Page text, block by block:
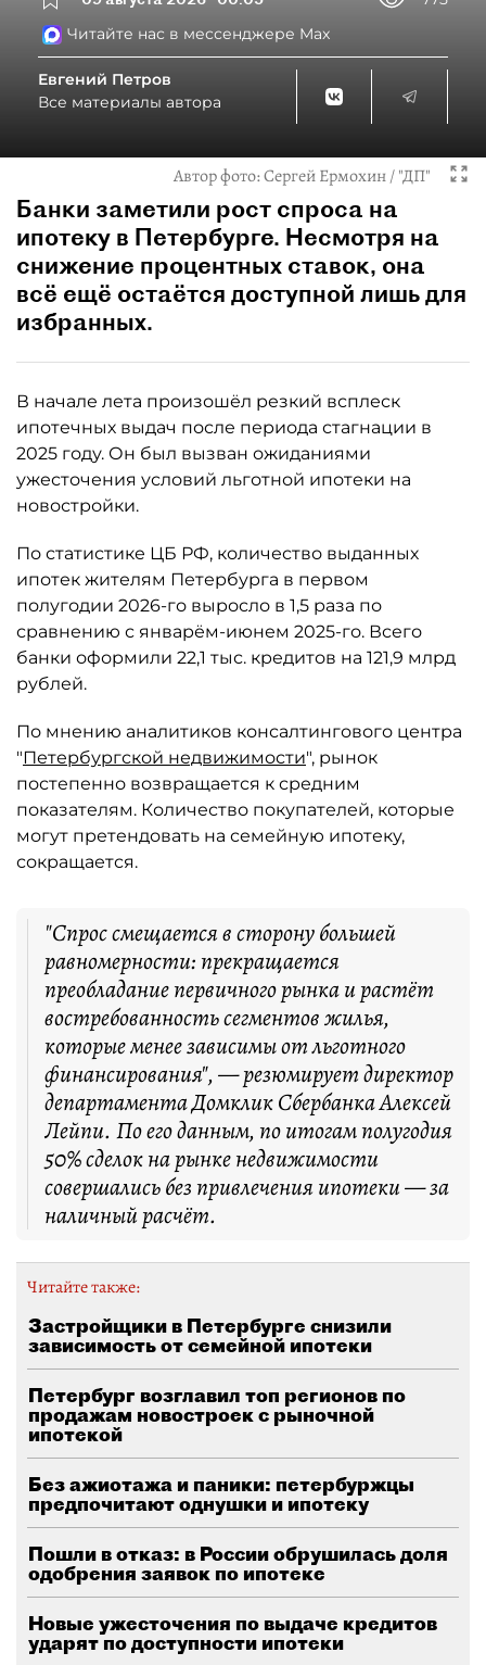
Читайте нас в мессенджере Max
Евгений Петров
Все материалы автора
Автор фото:Сергей Ермохин / "ДП"
Банки заметили рост спроса на
ипотеку в Петербурге. Несмотря на
снижение процентных ставок, она
всё ещё остаётся доступной лишь для
избранных.
В начале лета произошёл резкий всплеск
ипотечных выдач после периода стагнации в
2025 году. Он был вызван ожиданиями
ужесточения условий льготной ипотеки на
новостройки.
По статистике ЦБ РФ, количество выданных
ипотек жителям Петербурга в первом
полугодии 2026-го выросло в 1,5 раза по
сравнению с январём-июнем 2025-го. Всего
банки оформили 22,1 тыс. кредитов на 121,9 млрд
рублей.
По мнению аналитиков консалтингового центра
"Петербургской недвижимости", рынок
постепенно возвращается к средним
показателям. Количество покупателей, которые
могут претендовать на семейную ипотеку,
сокращается.
"Спрос смещается в сторону большей
равномерности: прекращается
преобладание первичного рынка и растёт
востребованность сегментов жилья,
которые менее зависимы от льготного
финансирования", — резюмирует директор
департамента Домклик Сбербанка Алексей
Лейпи. По его данным, по итогам полугодия
50% сделок на рынке недвижимости
совершались без привлечения ипотеки — за
наличный расчёт.
Читайте также:
Застройщики в Петербурге снизили
зависимость от семейной ипотеки
Петербург возглавил топ регионов по
продажам новостроек с рыночной
ипотекой
Без ажиотажа и паники: петербуржцы
предпочитают однушки и ипотеку
Пошли в отказ: в России обрушилась доля
одобрения заявок по ипотеке
Новые ужесточения по выдаче кредитов
ударят по доступности ипотеки